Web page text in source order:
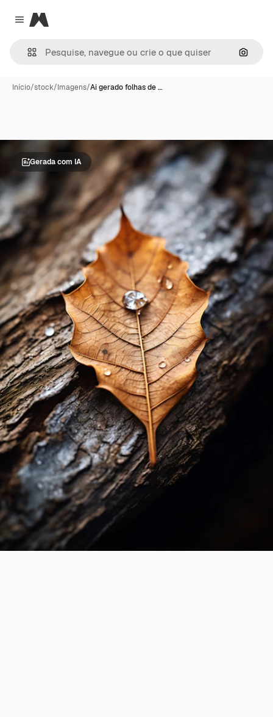
Close menu
Magnific
Início/stock/Imagens/Ai gerado folhas de …
Gerada com IA